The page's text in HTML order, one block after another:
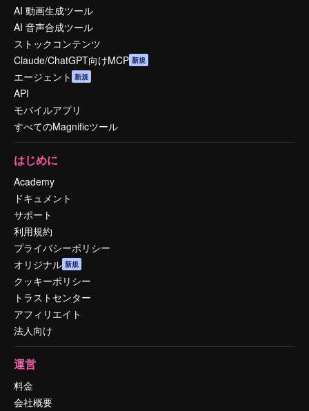
AI 動画生成ツール
AI 音声合成ツール
ストックコンテンツ
Claude/ChatGPT向けMCP 新規
エージェント 新規
API
モバイルアプリ
すべてのMagnificツール
はじめに
Academy
ドキュメント
サポート
利用規約
プライバシーポリシー
オリジナル 新規
クッキーポリシー
トラストセンター
アフィリエイト
法人向け
運営
料金
会社概要